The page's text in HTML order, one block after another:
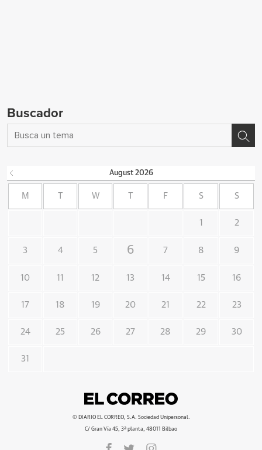
Buscador
August 2026
M W F S S
1 2
3 4 5 6 7 8 9
10 11 12 13 14 15 16
17 18 19 20 21 22 23
24 25 26 27 28 29 30
31
© DIARIO EL CORREO, S.A. Sociedad Unipersonal.
C/ Gran Vía 45, 3ª planta, 48011 Bilbao